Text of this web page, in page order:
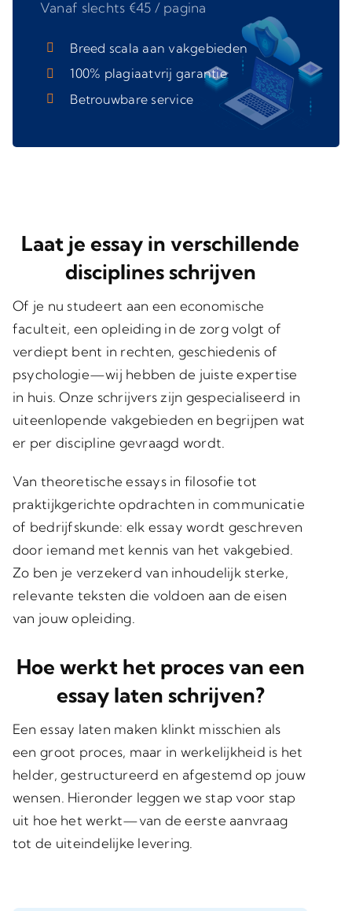
Vanaf slechts €45 / pagina
Breed scala aan vakgebieden
100% plagiaatvrij garantie
Betrouwbare service
Laat je essay in verschillende
disciplines schrijven
Of je nu studeert aan een economische
faculteit, een opleiding in de zorg volgt of
verdiept bent in rechten, geschiedenis of
psychologie—wij hebben de juiste expertise
in huis. Onze schrijvers zijn gespecialiseerd in
uiteenlopende vakgebieden en begrijpen wat
er per discipline gevraagd wordt.
Van theoretische essays in filosofie tot
praktijkgerichte opdrachten in communicatie
of bedrijfskunde: elk essay wordt geschreven
door iemand met kennis van het vakgebied.
Zo ben je verzekerd van inhoudelijk sterke,
relevante teksten die voldoen aan de eisen
van jouw opleiding.
Hoe werkt het proces van een
essay laten schrijven?
Een essay laten maken klinkt misschien als
een groot proces, maar in werkelijkheid is het
helder, gestructureerd en afgestemd op jouw
wensen. Hieronder leggen we stap voor stap
uit hoe het werkt—van de eerste aanvraag
tot de uiteindelijke levering.